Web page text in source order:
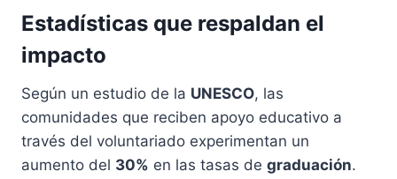
Estadísticas que respaldan el
impacto
Según un estudio de la UNESCO, las
comunidades que reciben apoyo educativo a
través del voluntariado experimentan un
aumento del 30% en las tasas de graduación.